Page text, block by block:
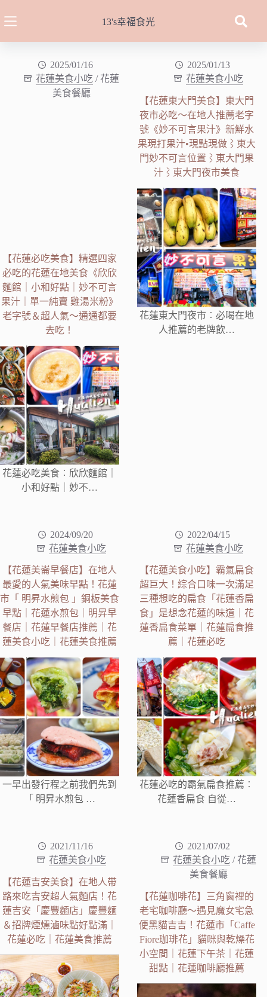
至
13's幸福食光
2025/01/16
花蓮美食小吃 / 花蓮
美食餐廳
【花蓮必吃美食】精選四家
必吃的花蓮在地美食《欣欣
麵館｜小和好點｜妙不可言
果汁｜單一純賣 雞湯米粉》
老字號＆超人氣～通通都要
去吃！
花蓮必吃美食︰欣欣麵館｜
小和好點｜妙不…
2025/01/13
花蓮美食小吃
【花蓮東大門美食】東大門
夜市必吃～在地人推薦老字
號《妙不可言果汁》新鮮水
果現打果汁•現點現做⌇東大
門妙不可言位置⌇東大門果
汁⌇東大門夜市美食
花蓮東大門夜市︰必喝在地
人推薦的老牌飲…
2024/09/20
花蓮美食小吃
【花蓮美崙早餐店】在地人
最愛的人氣美味早點！花蓮
市「 明昇水煎包 」銅板美食
早點｜花蓮水煎包｜明昇早
餐店｜花蓮早餐店推薦｜花
蓮美食小吃｜花蓮美食推薦
一早出發行程之前我們先到
「 明昇水煎包 …
2022/04/15
花蓮美食小吃
【花蓮美食小吃】霸氣扁食
超巨大！綜合口味一次滿足
三種想吃的扁食「花蓮香扁
食」是想念花蓮的味道｜花
蓮香扁食菜單｜花蓮扁食推
薦｜花蓮必吃
花蓮必吃的霸氣扁食推薦︰
花蓮香扁食 自從…
2021/11/16
花蓮美食小吃
【花蓮吉安美食】在地人帶
路來吃吉安超人氣麵店！花
蓮吉安「慶豐麵店」慶豐麵
＆招牌煙燻滷味點好點滿｜
花蓮必吃｜花蓮美食推薦
2021/07/02
花蓮美食小吃 / 花蓮
美食餐廳
【花蓮咖啡花】三角窗裡的
老宅咖啡廳～遇見魔女宅急
便黑貓吉吉！花蓮市「Caffe
Fiore珈琲花」貓咪與乾燥花
小空間｜花蓮下午茶｜花蓮
甜點｜花蓮咖啡廳推薦